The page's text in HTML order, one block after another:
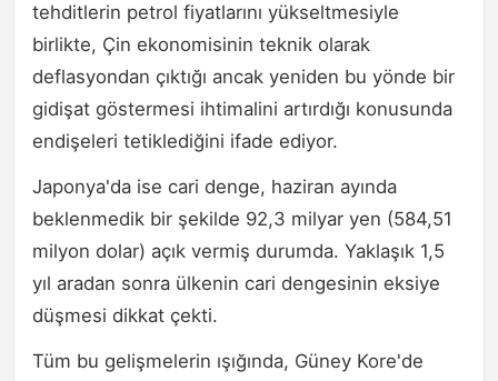
tehditlerin petrol fiyatlarını yükseltmesiyle
birlikte, Çin ekonomisinin teknik olarak
deflasyondan çıktığı ancak yeniden bu yönde bir
gidişat göstermesi ihtimalini artırdığı konusunda
endişeleri tetiklediğini ifade ediyor.
Japonya'da ise cari denge, haziran ayında
beklenmedik bir şekilde 92,3 milyar yen (584,51
milyon dolar) açık vermiş durumda. Yaklaşık 1,5
yıl aradan sonra ülkenin cari dengesinin eksiye
düşmesi dikkat çekti.
Tüm bu gelişmelerin ışığında, Güney Kore'de